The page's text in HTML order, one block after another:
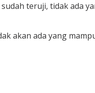
teruji, tidak ada
akan ada yang